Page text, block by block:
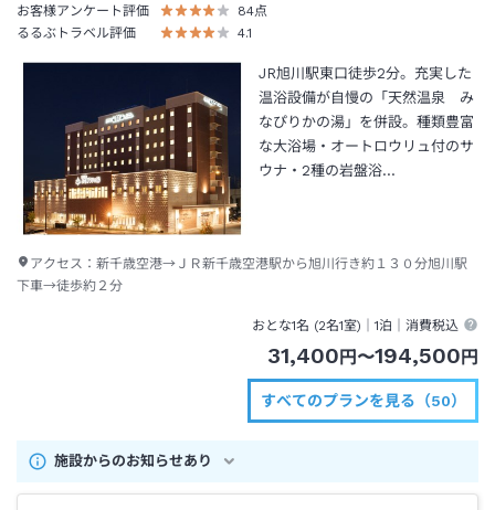
お客様アンケート評価
84点
るるぶトラベル評価
4.1
JR旭川駅東口徒歩2分。充実した
温浴設備が自慢の「天然温泉 み
なぴりかの湯」を併設。種類豊富
な大浴場・オートロウリュ付のサ
ウナ・2種の岩盤浴…
アクセス： 新千歳空港→ＪＲ新千歳空港駅から旭川行き約１３０分旭川駅
下車→徒歩約２分
おとな1名 (2名1室)｜1泊 ｜消費税込
31,400円〜194,500円
すべてのプランを見る（50）
施設からのお知らせあり